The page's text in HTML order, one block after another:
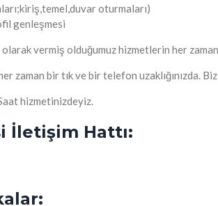
oturmaları)
genleşmesi
olarak vermiş olduğumuz hizmetlerin her
zaman bir tık ve bir telefon uzaklığınızda.
hizmetinizdeyiz.
İletişim Hattı: